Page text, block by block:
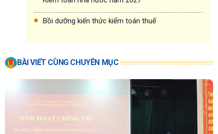
Bồi dưỡng kiến thức kiểm toán thuế
BÀI VIẾT CÙNG CHUYÊN MỤC